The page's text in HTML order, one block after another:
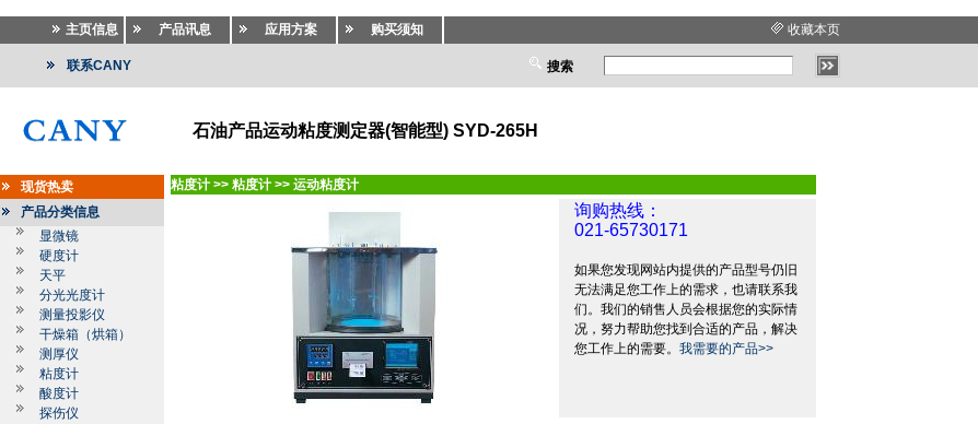
主页信息 产品讯息 应用方案 购买须知 收藏本页
联系CANY 搜索
石油产品运动粘度测定器(智能型) SYD-265H
现货热卖
产品分类信息
显微镜
硬度计
天平
分光光度计
测量投影仪
干燥箱（烘箱）
测厚仪
粘度计
酸度计
探伤仪
粘度计 >> 粘度计 >> 运动粘度计
询购热线：
021-65730171
如果您发现网站内提供的产品型号仍旧
无法满足您工作上的需求，也请联系我
们。我们的销售人员会根据您的实际情
况，努力帮助您找到合适的产品，解决
您工作上的需要。 我需要的产品>>